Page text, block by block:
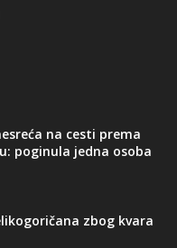
na cesti prema
poginula jedna osoba
zbog kvara